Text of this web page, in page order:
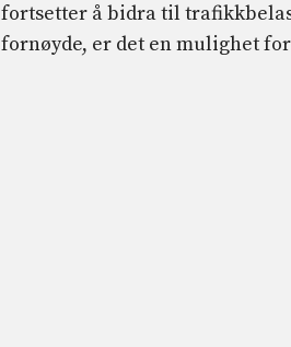
fortsetter å bidra til
fornøyde, er det en mulighet